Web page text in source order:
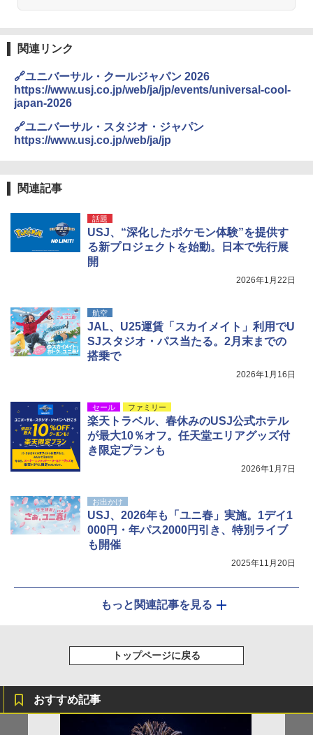
関連リンク
🔗ユニバーサル・クールジャパン 2026
https://www.usj.co.jp/web/ja/jp/events/universal-cool-
japan-2026
🔗ユニバーサル・スタジオ・ジャパン
https://www.usj.co.jp/web/ja/jp
関連記事
話題
USJ、“深化したポケモン体験”を提供す
る新プロジェクトを始動。日本で先行展
開
2026年1月22日
航空
JAL、U25運賃「スカイメイト」利用でU
SJスタジオ・パス当たる。2月末までの
搭乗で
2026年1月16日
セール ファミリー
楽天トラベル、春休みのUSJ公式ホテル
が最大10％オフ。任天堂エリアグッズ付
き限定プランも
2026年1月7日
お出かけ
USJ、2026年も「ユニ春」実施。1デイ1
000円・年パス2000円引き、特別ライブ
も開催
2025年11月20日
もっと関連記事を見る
トップページに戻る
おすすめ記事